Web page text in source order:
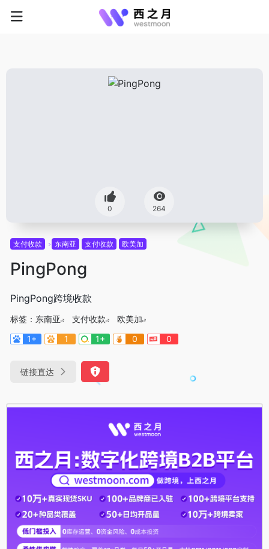
0 264
支付收款 东南亚 支付收款 欧美加
PingPong
PingPong跨境收款
标签： 东南亚 支付收款
欧美加
1+
1 1+ 0 0
链接直达